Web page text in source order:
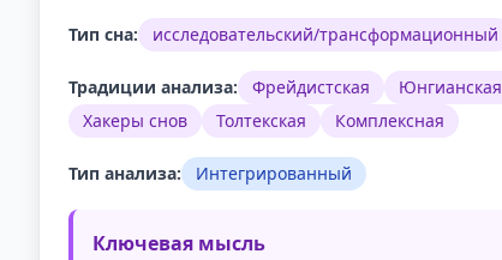
Тип сна: исследовательский/трансформационный
Традиции анализа: Фрейдистская Юнгианская
Хакеры снов
Толтекская Комплексная
Тип анализа: Интегрированный
Ключевая мысль